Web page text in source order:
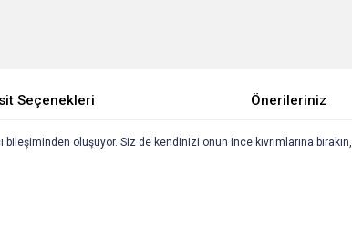
Seçenekleri Önerileriniz
oluşuyor. Siz de kendinizi onun ince kıvrımlarına bırakın,